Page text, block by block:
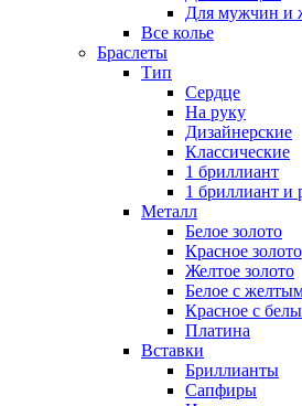
Для мужчин и
Все колье
Браслеты
Тип
Сердце
На руку
Дизайнерские
Классические
1 бриллиант
1 бриллиант и
Металл
Белое золото
Красное золото
Желтое золото
Белое с
Красное с
Платина
Вставки
Бриллианты
Сапфиры